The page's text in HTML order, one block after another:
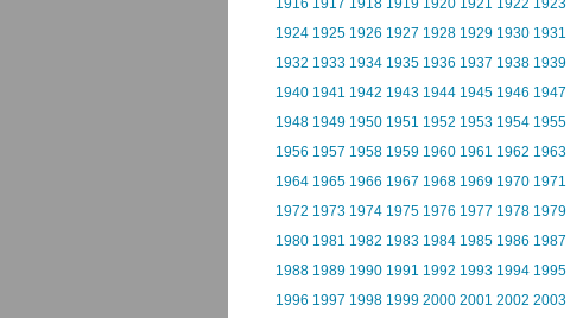
1916 1917 1918 1919 1920 1921 1922 1923
1924 1925 1926 1927 1928 1929 1930 1931
1932 1933 1934 1935 1936 1937 1938 1939
1940 1941 1942 1943 1944 1945 1946 1947
1948 1949 1950 1951 1952 1953 1954 1955
1956 1957 1958 1959 1960 1961 1962 1963
1964 1965 1966 1967 1968 1969 1970 1971
1972 1973 1974 1975 1976 1977 1978 1979
1980 1981 1982 1983 1984 1985 1986 1987
1988 1989 1990 1991 1992 1993 1994 1995
1996 1997 1998 1999 2000 2001 2002 2003